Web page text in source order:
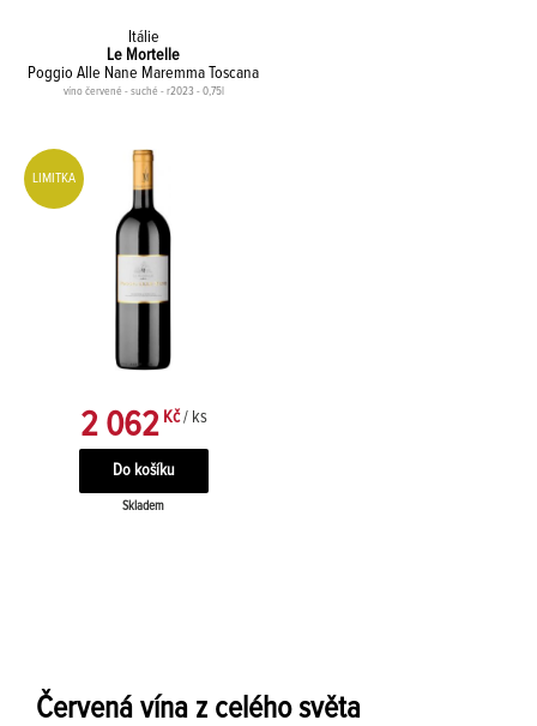
Itálie
Le Mortelle
Poggio Alle Nane Maremma Toscana
víno červené - suché - r2023 - 0,75l
LIMITKA
2 062 Kč / ks
Skladem
Červená vína z celého světa